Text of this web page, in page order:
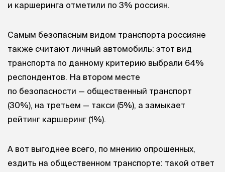
и каршеринга отметили по 3% россиян.
Самым безопасным видом транспорта россияне
также считают личный автомобиль: этот вид
транспорта по данному критерию выбрали 64%
респондентов. На втором месте
по безопасности — общественный транспорт
(30%), на третьем — такси (5%), а замыкает
рейтинг каршеринг (1%).
А вот выгоднее всего, по мнению опрошенных,
ездить на общественном транспорте: такой ответ